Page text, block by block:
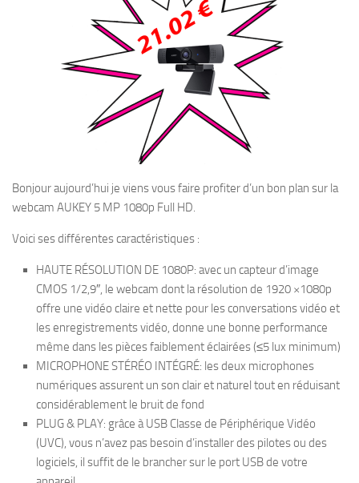
Bonjour aujourd’hui je viens vous faire profiter d’un bon plan sur la
webcam AUKEY 5 MP 1080p Full HD.
Voici ses différentes caractéristiques :
HAUTE RÉSOLUTION DE 1080P: avec un capteur d’image
CMOS 1/2,9″, le webcam dont la résolution de 1920 ×1080p
offre une vidéo claire et nette pour les conversations vidéo et
les enregistrements vidéo, donne une bonne performance
même dans les pièces faiblement éclairées (≤5 lux minimum)
MICROPHONE STÉRÉO INTÉGRÉ: les deux microphones
numériques assurent un son clair et naturel tout en réduisant
considérablement le bruit de fond
PLUG & PLAY: grâce à USB Classe de Périphérique Vidéo
(UVC), vous n’avez pas besoin d’installer des pilotes ou des
logiciels, il suffit de le brancher sur le port USB de votre